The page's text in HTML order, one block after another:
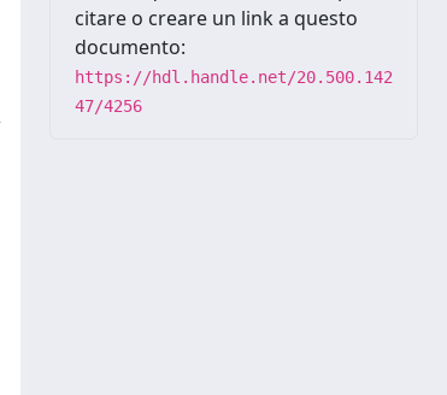
citare o creare un link a questo
documento:
https://hdl.handle.net/20.500.142
47/4256